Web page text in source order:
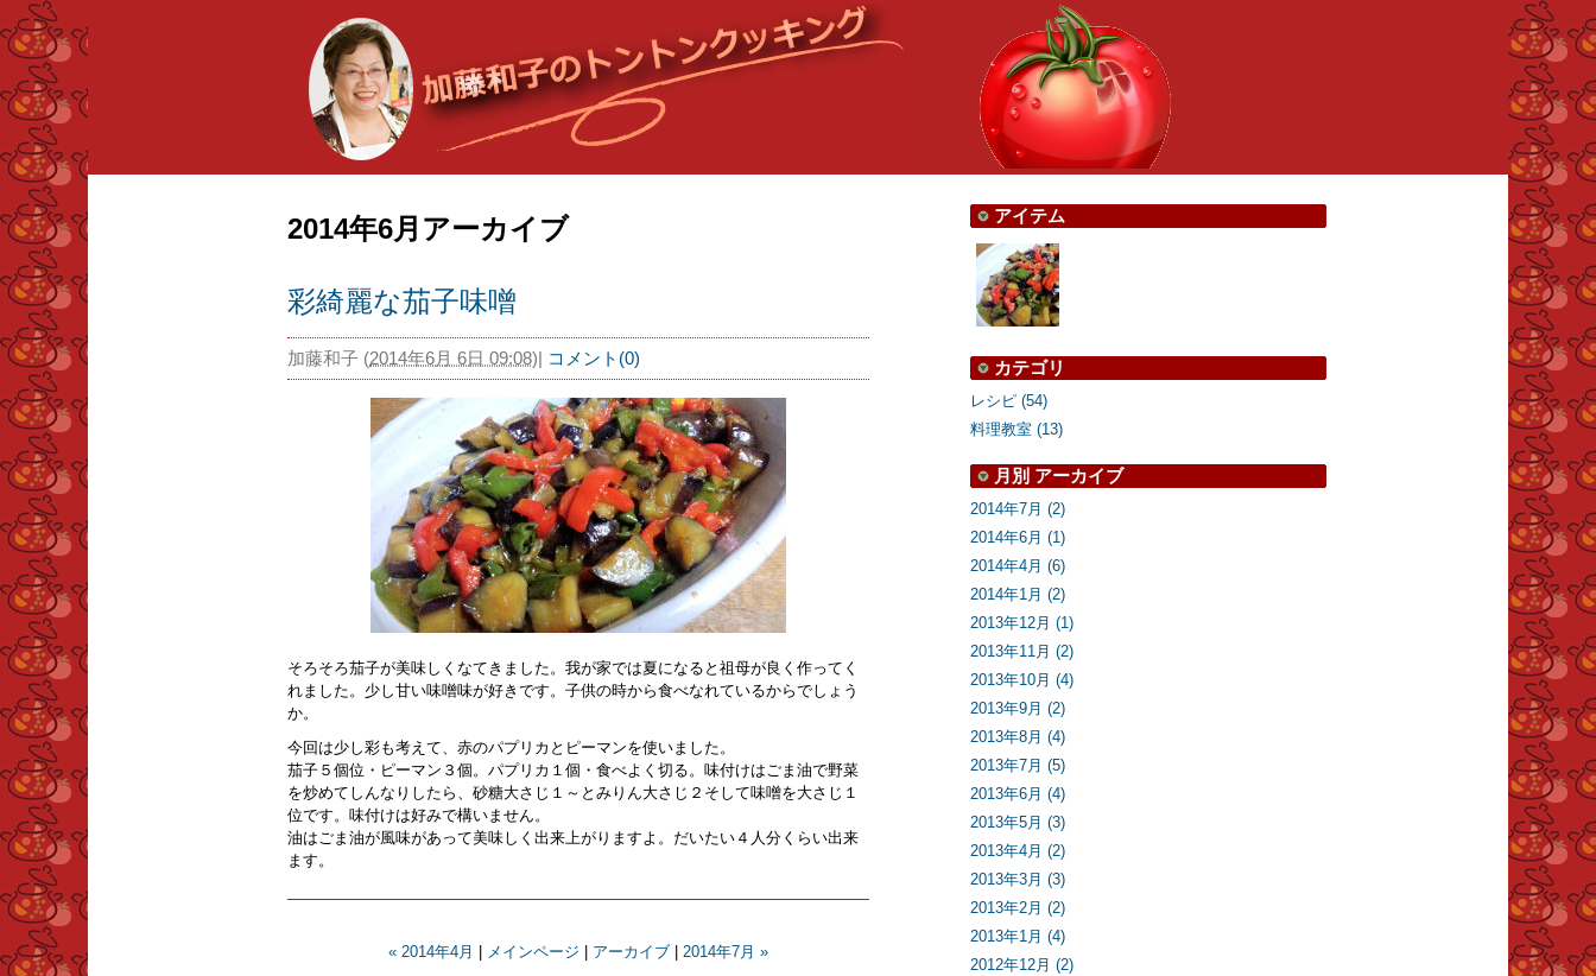
2014年6月アーカイブ
彩綺麗な茄子味噌
加藤和子 (2014年6月 6日 09:08)| コメント(0)
そろそろ茄子が美味しくなてきました。我が家では夏になると祖母が良く作ってく
れました。少し甘い味噌味が好きです。子供の時から食べなれているからでしょう
か。
今回は少し彩も考えて、赤のパプリカとピーマンを使いました。
茄子５個位・ピーマン３個。パプリカ１個・食べよく切る。味付けはごま油で野菜
を炒めてしんなりしたら、砂糖大さじ１～とみりん大さじ２そして味噌を大さじ１
位です。味付けは好みで構いません。
油はごま油が風味があって美味しく出来上がりますよ。だいたい４人分くらい出来
ます。
« 2014年4月 メインページ アーカイブ 2014年7月 »
アイテム
カテゴリ
レシピ (54)
料理教室 (13)
月別 アーカイブ
2014年7月 (2)
2014年6月 (1)
2014年4月 (6)
2014年1月 (2)
2013年12月 (1)
2013年11月 (2)
2013年10月 (4)
2013年9月 (2)
2013年8月 (4)
2013年7月 (5)
2013年6月 (4)
2013年5月 (3)
2013年4月 (2)
2013年3月 (3)
2013年2月 (2)
2013年1月 (4)
2012年12月 (2)